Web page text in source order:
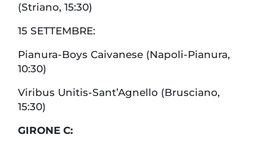
(Striano, 15:30)
15 SETTEMBRE:
Pianura-Boys Caivanese (Napoli-Pianura,
10:30)
Viribus Unitis-Sant’Agnello (Brusciano,
15:30)
GIRONE C: